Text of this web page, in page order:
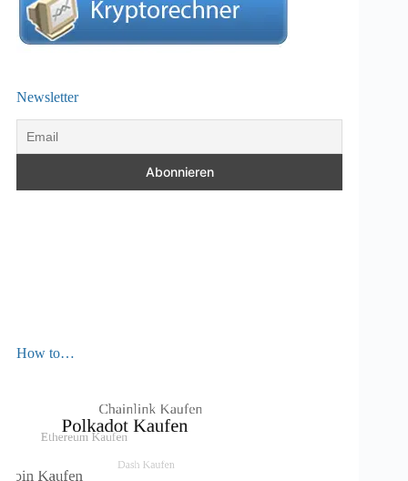
Newsletter
How to…